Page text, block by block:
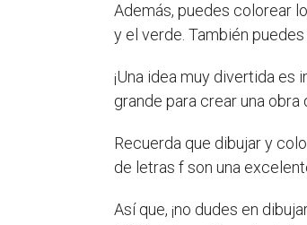
Además, puedes colorear
y el verde. También
¡Una idea muy divertida
grande para crear una obra
Recuerda que dibujar y
de letras f son una
Así que, ¡no dudes en